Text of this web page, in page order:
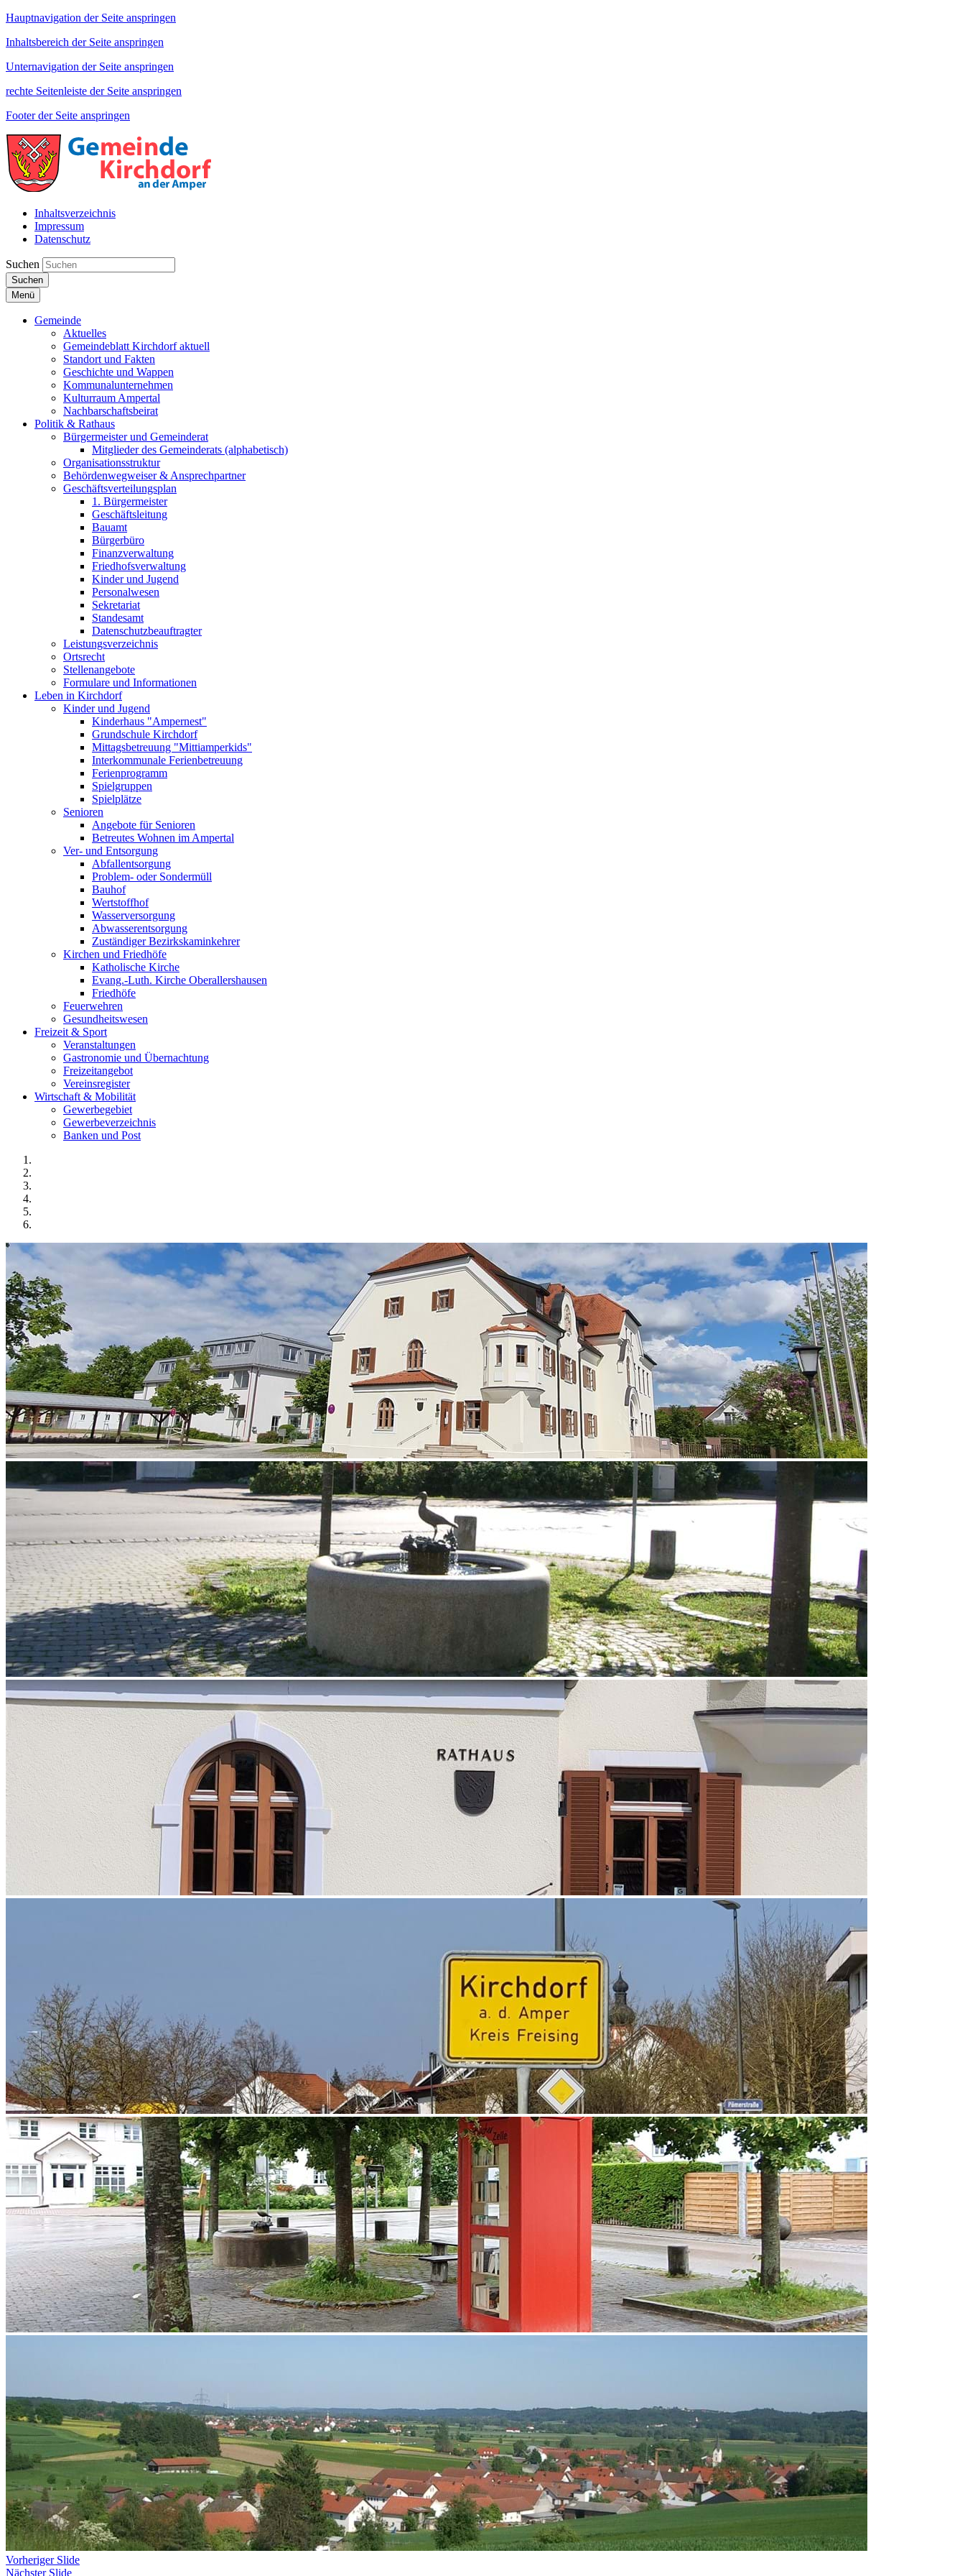
Hauptnavigation der Seite anspringen
Inhaltsbereich der Seite anspringen
Unternavigation der Seite anspringen
rechte Seitenleiste der Seite anspringen
Footer der Seite anspringen
Inhaltsverzeichnis
Impressum
Datenschutz
Suchen
Suchen
Menü
Gemeinde
Aktuelles
Gemeindeblatt Kirchdorf aktuell
Standort und Fakten
Geschichte und Wappen
Kommunalunternehmen
Kulturraum Ampertal
Nachbarschaftsbeirat
Politik & Rathaus
Bürgermeister und Gemeinderat
Mitglieder des Gemeinderats (alphabetisch)
Organisationsstruktur
Behördenwegweiser & Ansprechpartner
Geschäftsverteilungsplan
1. Bürgermeister
Geschäftsleitung
Bauamt
Bürgerbüro
Finanzverwaltung
Friedhofsverwaltung
Kinder und Jugend
Personalwesen
Sekretariat
Standesamt
Datenschutzbeauftragter
Leistungsverzeichnis
Ortsrecht
Stellenangebote
Formulare und Informationen
Leben in Kirchdorf
Kinder und Jugend
Kinderhaus "Ampernest"
Grundschule Kirchdorf
Mittagsbetreuung "Mittiamperkids"
Interkommunale Ferienbetreuung
Ferienprogramm
Spielgruppen
Spielplätze
Senioren
Angebote für Senioren
Betreutes Wohnen im Ampertal
Ver- und Entsorgung
Abfallentsorgung
Problem- oder Sondermüll
Bauhof
Wertstoffhof
Wasserversorgung
Abwasserentsorgung
Zuständiger Bezirkskaminkehrer
Kirchen und Friedhöfe
Katholische Kirche
Evang.-Luth. Kirche Oberallershausen
Friedhöfe
Feuerwehren
Gesundheitswesen
Freizeit & Sport
Veranstaltungen
Gastronomie und Übernachtung
Freizeitangebot
Vereinsregister
Wirtschaft & Mobilität
Gewerbegebiet
Gewerbeverzeichnis
Banken und Post
Vorheriger Slide
Nächster Slide